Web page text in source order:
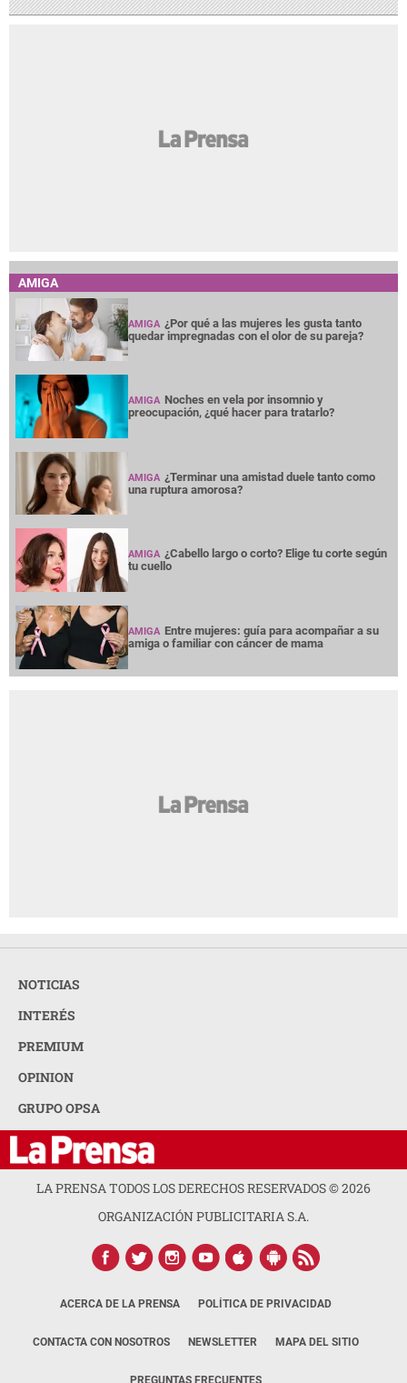
AMIGA
AMIGA ¿Por qué a las mujeres les gusta tanto
quedar impregnadas con el olor de su pareja?
AMIGA Noches en vela por insomnio y
preocupación, ¿qué hacer para tratarlo?
AMIGA ¿Terminar una amistad duele tanto como
una ruptura amorosa?
AMIGA ¿Cabello largo o corto? Elige tu corte según
tu cuello
AMIGA Entre mujeres: guía para acompañar a su
amiga o familiar con cáncer de mama
NOTICIAS
INTERÉS
PREMIUM
OPINION
GRUPO OPSA
LA PRENSA TODOS LOS DERECHOS RESERVADOS ©2026
ORGANIZACIÓN PUBLICITARIA S.A.
ACERCA DE LA PRENSA POLÍTICA DE PRIVACIDAD
CONTACTA CON NOSOTROS NEWSLETTER MAPA DEL SITIO